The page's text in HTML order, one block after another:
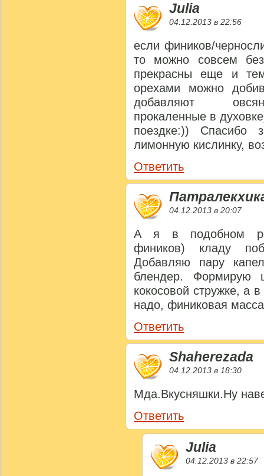
Julia
04.12.2013 в 22:56
если фиников/
то можно совсем
прекрасны еще и
орехами можно
добавляют
прокаленные в
поездке:)) Спасибо
лимонную кислинку,
Ответить
04.12.2013 в 20:07
А я в подобном
фиников) кладу
Добавляю пару
блендер.
кокосовой стружке, а
надо, финиковая
Ответить
Shaherezada
04.12.2013 в 18:30
Мда.Вкусняшки.Ну
Ответить
Julia
04.12.2013 в 22:57